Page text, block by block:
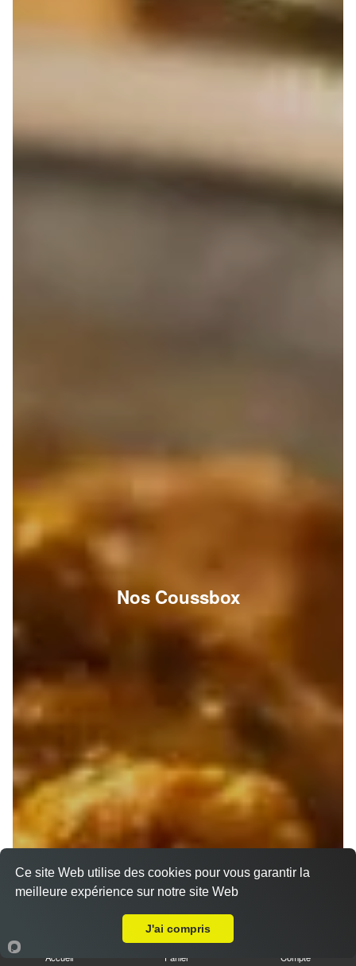
Nos Coussbox
Accueil Panier Compte
Ce site Web utilise des cookies pour vous garantir la
meilleure expérience sur notre site Web
J'ai compris